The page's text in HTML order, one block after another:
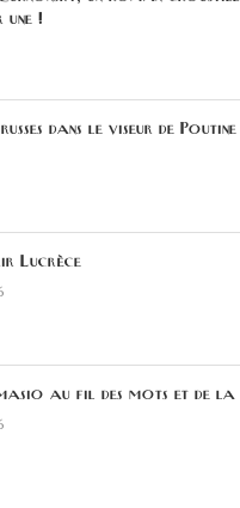
une !
dans le viseur de Poutine
Lucrèce
au fil des mots et de la